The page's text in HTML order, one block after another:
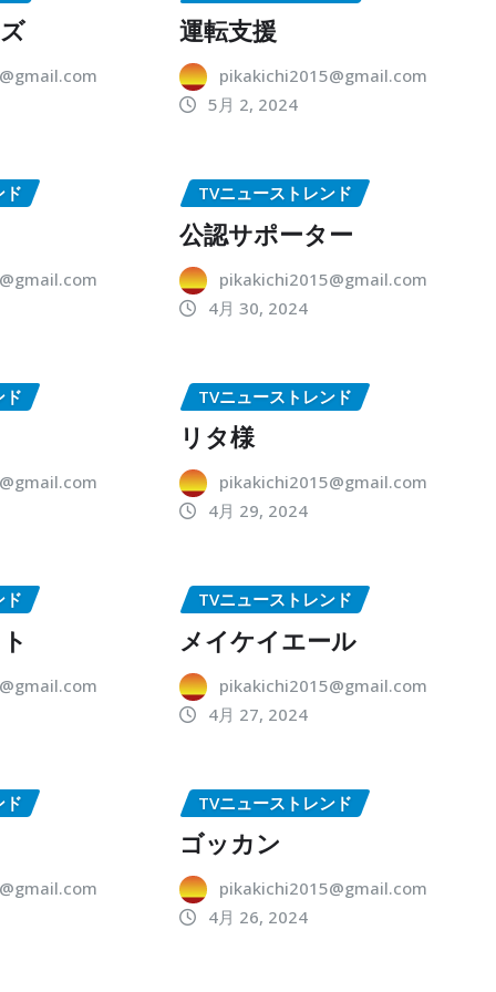
運転支援
pikakichi2015@gmail.com
5月 2, 2024
ド TVニューストレンド
公認サポーター
pikakichi2015@gmail.com
4月 30, 2024
ド TVニューストレンド
リタ様
pikakichi2015@gmail.com
4月 29, 2024
ド TVニューストレンド
メイケイエール
pikakichi2015@gmail.com
4月 27, 2024
ド TVニューストレンド
ゴッカン
pikakichi2015@gmail.com
4月 26, 2024